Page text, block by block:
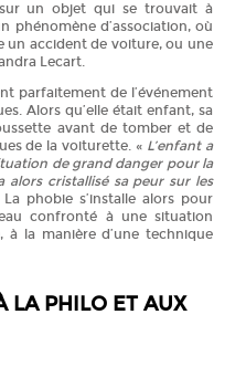
un objet qui se trouvait à
phénomène d’association, où
un accident de voiture, ou une
Lecart.
parfaitement de l’événement
Alors qu’elle était enfant, sa
avant de tomber et de
de la voiturette. « L’enfant a
de grand danger pour la
alors cristallisé sa peur sur les
phobie s’installe alors pour
confronté à une situation
à la manière d’une technique
LA PHILO ET AUX